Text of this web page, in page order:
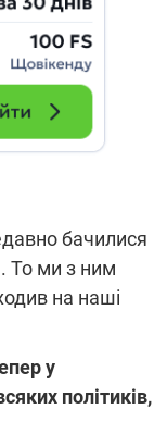
бачилися
То ми з ним
на наші
у
політиків,